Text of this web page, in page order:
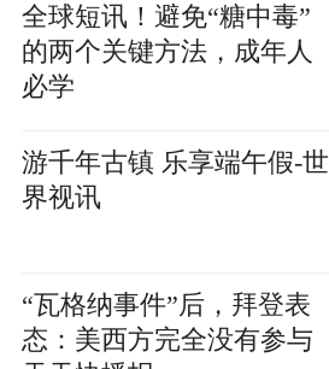
全球短讯！避免“糖中毒”
的两个关键方法，成年人
必学
游千年古镇 乐享端午假-世
界视讯
“瓦格纳事件”后，拜登表
态：美西方完全没有参与